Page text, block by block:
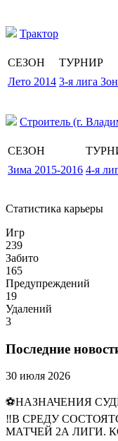
Трактор
СЕЗОН ТУРНИР
Лето 2014 3-я лига
Строитель (г.
СЕЗОН
Зима 2015-2016 4-я
Статистика карьеры
Игр
239
Забито
165
Предупреждений
19
Удалений
3
Последние
30 июля 2026
⚽НАЗНАЧЕНИЯ
‼В СРЕДУ
МАТЧЕЙ 2А ЛИГИ.